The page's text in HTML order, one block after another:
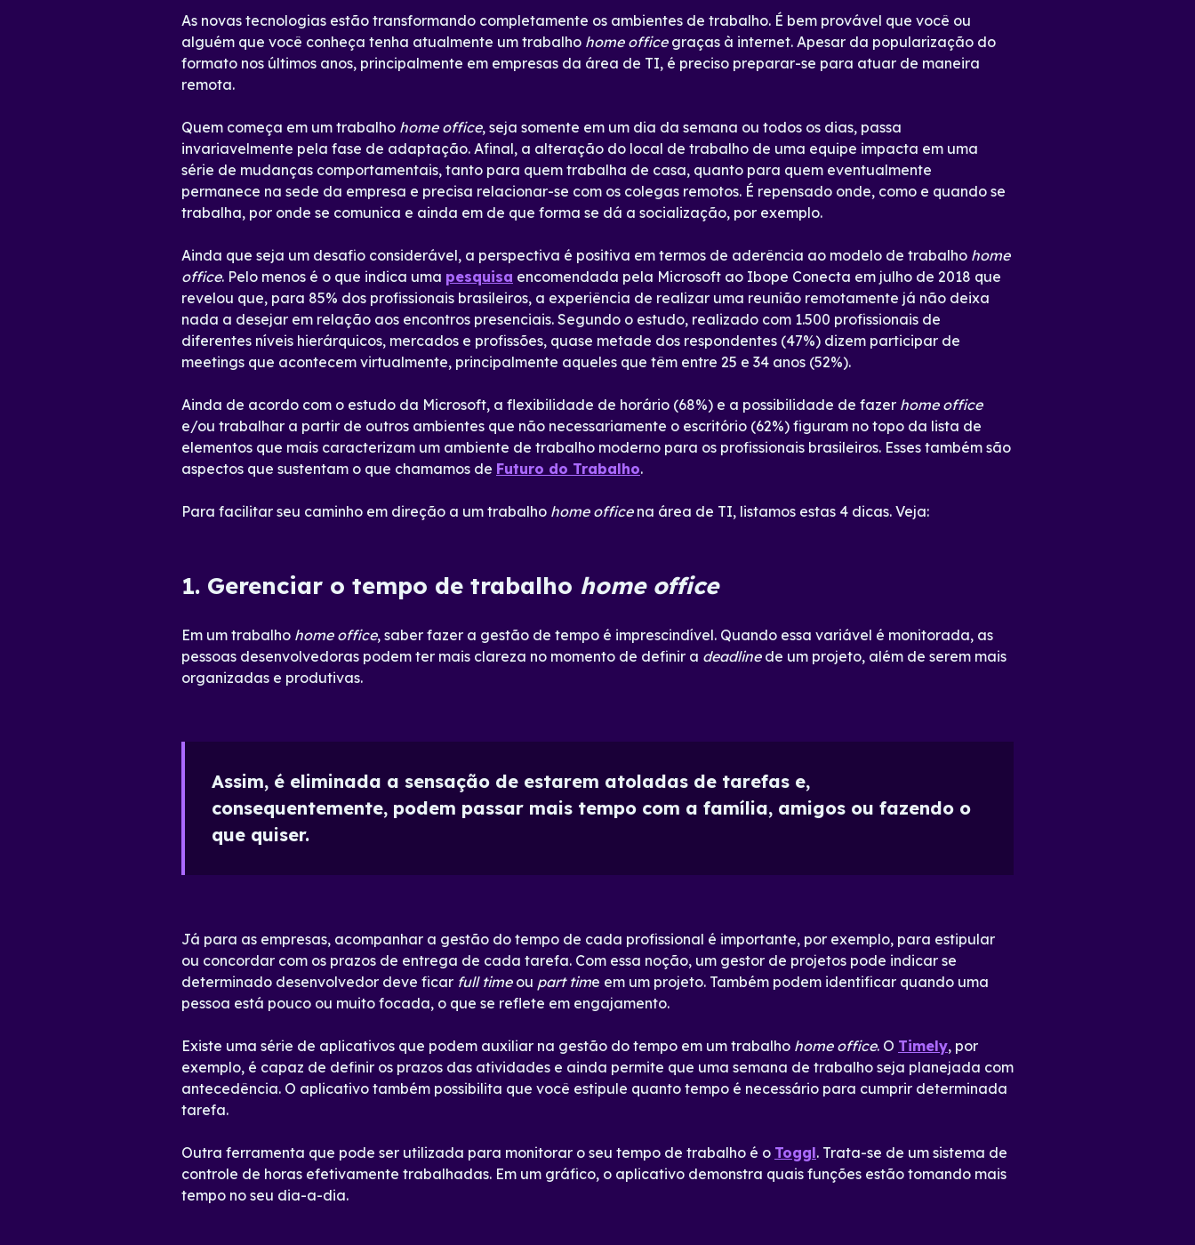
As novas tecnologias estão transformando completamente os ambientes de trabalho. É bem provável que você ou
alguém que você conheça tenha atualmente um trabalho home officegraças à internet. Apesar da popularização do
formato nos últimos anos, principalmente em empresas da área de TI, é preciso preparar-se para atuar de maneira
remota.
Quem começa em um trabalho home office, seja somente em um dia da semana ou todos os dias, passa
invariavelmente pela fase de adaptação. Afinal, a alteração do local de trabalho de uma equipe impacta em uma
série de mudanças comportamentais, tanto para quem trabalha de casa, quanto para quem eventualmente
permanece na sede da empresa e precisa relacionar-se com os colegas remotos. É repensado onde, como e quando se
trabalha, por onde se comunica e ainda em de que forma se dá a socialização, por exemplo.
Ainda que seja um desafio considerável, a perspectiva é positiva em termos de aderência ao modelo de trabalho home
office. Pelo menos é o que indica uma pesquisa encomendada pela Microsoft ao Ibope Conecta em julho de 2018 que
revelou que, para 85% dos profissionais brasileiros, a experiência de realizar uma reunião remotamente já não deixa
nada a desejar em relação aos encontros presenciais. Segundo o estudo, realizado com 1.500 profissionais de
diferentes níveis hierárquicos, mercados e profissões, quase metade dos respondentes (47%) dizem participar de
meetings que acontecem virtualmente, principalmente aqueles que têm entre 25 e 34 anos (52%).
Ainda de acordo com o estudo da Microsoft, a flexibilidade de horário (68%) e a possibilidade de fazer home office
e/ou trabalhar a partir de outros ambientes que não necessariamente o escritório (62%) figuram no topo da lista de
elementos que mais caracterizam um ambiente de trabalho moderno para os profissionais brasileiros. Esses também são
aspectos que sustentam o que chamamos de Futuro do Trabalho.
Para facilitar seu caminho em direção a um trabalho home officena área de TI, listamos estas 4 dicas. Veja:
1. Gerenciar o tempo de trabalho home office
Em um trabalho home office, saber fazer a gestão de tempo é imprescindível. Quando essa variável é monitorada, as
pessoas desenvolvedoras podem ter mais clareza no momento de definir a deadlinede um projeto, além de serem mais
organizadas e produtivas.
Assim, é eliminada a sensação de estarem atoladas de tarefas e,
consequentemente, podem passar mais tempo com a família, amigos ou fazendo o
que quiser.
Já para as empresas, acompanhar a gestão do tempo de cada profissional é importante, por exemplo, para estipular
ou concordar com os prazos de entrega de cada tarefa. Com essa noção, um gestor de projetos pode indicar se
determinado desenvolvedor deve ficar full timeou part time em um projeto. Também podem identificar quando uma
pessoa está pouco ou muito focada, o que se reflete em engajamento.
Existe uma série de aplicativos que podem auxiliar na gestão do tempo em um trabalho home office. O Timely, por
exemplo, é capaz de definir os prazos das atividades e ainda permite que uma semana de trabalho seja planejada com
antecedência. O aplicativo também possibilita que você estipule quanto tempo é necessário para cumprir determinada
tarefa.
Outra ferramenta que pode ser utilizada para monitorar o seu tempo de trabalho é o Toggl. Trata-se de um sistema de
controle de horas efetivamente trabalhadas. Em um gráfico, o aplicativo demonstra quais funções estão tomando mais
tempo no seu dia-a-dia.